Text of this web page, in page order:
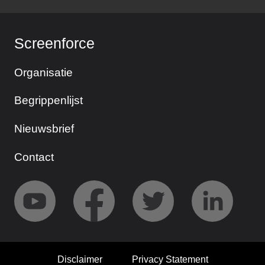
Screenforce
Organisatie
Begrippenlijst
Nieuwsbrief
Contact
Disclaimer Privacy Statement